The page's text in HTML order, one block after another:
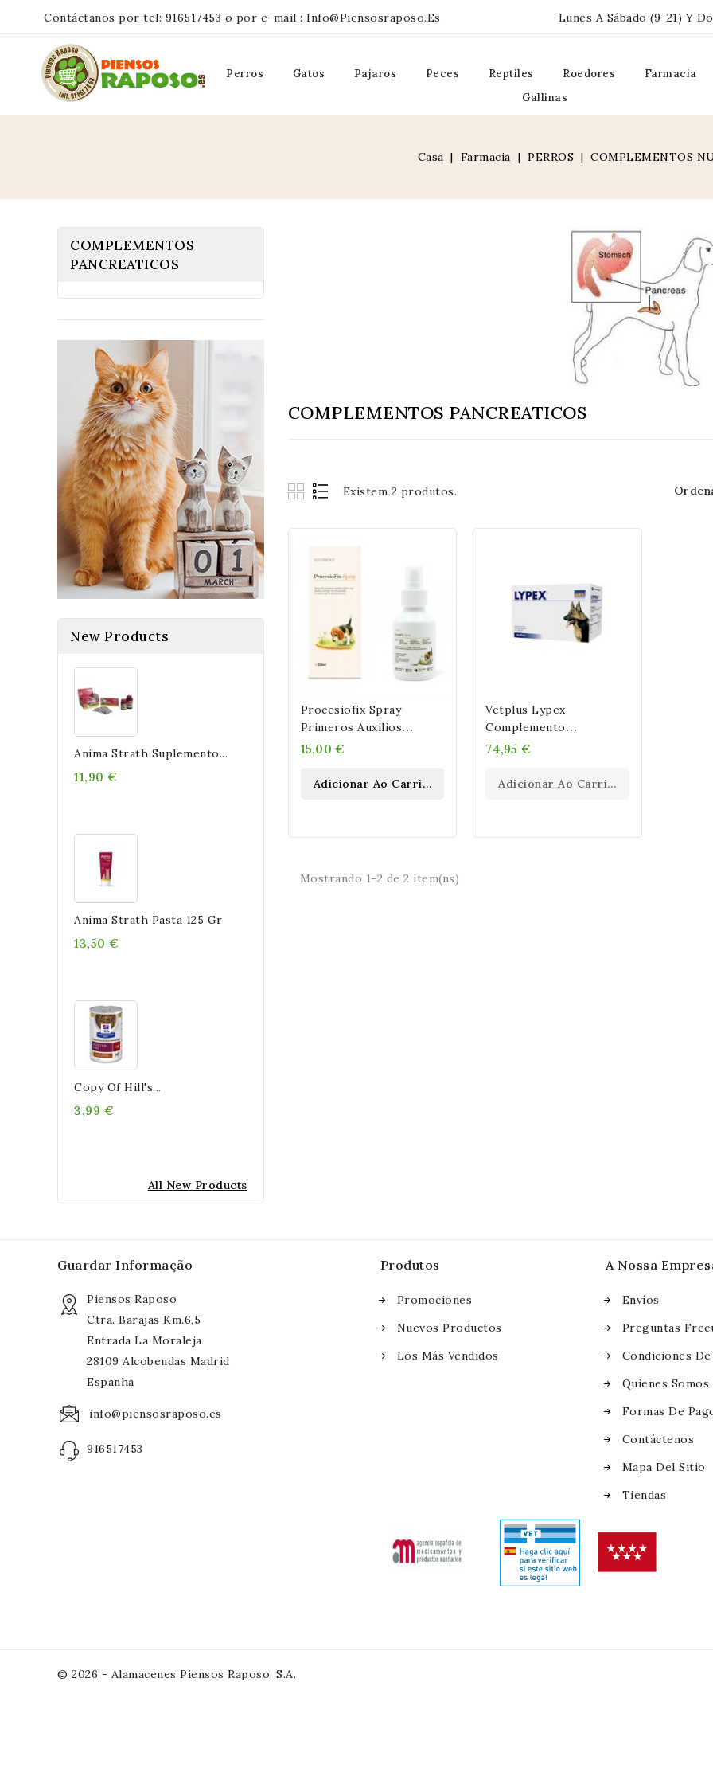
Contáctanos por tel: 916517453 o por e-mail : Info@piensosraposo.es Lunes A Sábado (9-21) Y
Perros Gatos Pajaros Peces Reptiles Roedores
Farmacia
Gallinas
Casa Farmacia PERROS COMPLEMENTOS
COMPLEMENTOS
PANCREATICOS
New Products
Anima Strath Suplemento...
11,90 €
Anima Strath Pasta 125 Gr
13,50 €
Copy Of Hill's...
3,99 €
All New Products
COMPLEMENTOS PANCREATICOS
Existem 2 produtos.
Procesiofix Spray
Primeros Auxilios
Contra Procesionaria En
15,00 €
Adicionar Ao Carrinho
Vetplus Lypex
Complemento
Pancreatico Blister 60
74,95 €
Adicionar Ao Carrinho
Mostrando 1-2 de 2 item(ns)
Guardar Informação
Piensos Raposo
Ctra. Barajas Km.6,5
Entrada La Moraleja
28109 Alcobendas Madrid
Espanha
info@piensosraposo.es
916517453
Produtos
Promociones
Nuevos Productos
Los Más Vendidos
A Nossa
Envíos
Preguntas
Condiciones
Quienes Somos
Formas De
Contáctenos
Mapa Del Sitio
Tiendas
© 2026 - Alamacenes Piensos Raposo. S.A.